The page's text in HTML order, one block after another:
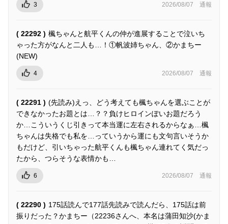
3 2026/08/07 通報
( 22292 ) 楓ちゃんと航平くんの仲が進展することで泣いち
ゃった方がなんと二人も…！①帆波姉ちゃん、②かまちー
(NEW)
4 2026/08/07 通報
( 22291 ) (先読み)えっ、どう考えても楓ちゃんを選ぶことが
できなかったお題とは…？？負けヒロインぽいお題だろう
か…こういうくじ引きって本当運に左右されるからなぁ…楓
ちゃんは失格でも私を…っていうから運にも文句言いそうか
もだけど、引いちゃった航平くんも楓ちゃん連れてく気だっ
たから、つらそうな表情かも…
6 2026/08/07 通報
( 22290 ) 175話読んで177話先読みで読んだら、175話は前
振りだった？かまちー（22236さんへ、本名は蒲田知沙(かま